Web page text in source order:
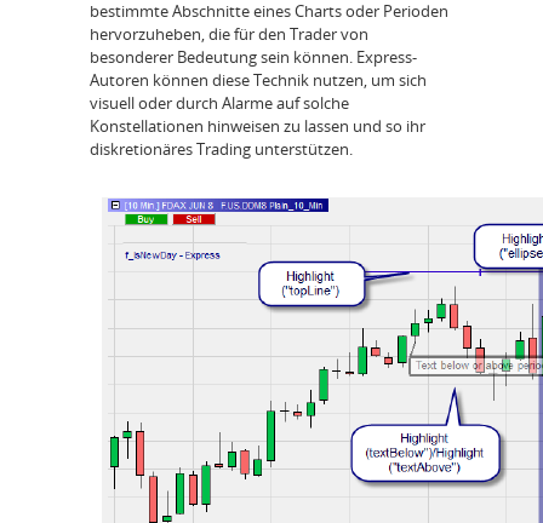
bestimmte Abschnitte eines Charts oder Perioden
hervorzuheben, die für den Trader von
besonderer Bedeutung sein können. Express-
Autoren können diese Technik nutzen, um sich
visuell oder durch Alarme auf solche
Konstellationen hinweisen zu lassen und so ihr
diskretionäres Trading unterstützen.